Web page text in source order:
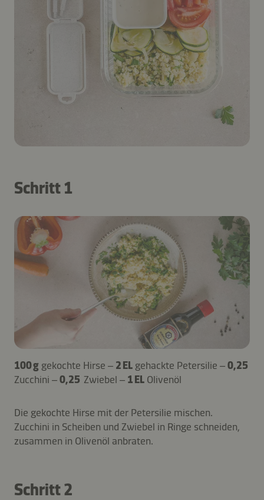
Schritt 1
100 g gekochte Hirse – 2 EL gehackte Petersilie –0,25
Zucchini –0,25 Zwiebel – 1 EL Olivenöl
Die gekochte Hirse mit der Petersilie mischen.
Zucchini in Scheiben und Zwiebel in Ringe schneiden,
zusammen in Olivenöl anbraten.
Schritt 2